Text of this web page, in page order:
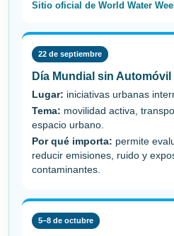
Sitio oficial de World Water
22 de septiembre
Día Mundial sin Automóvil
Lugar: iniciativas urbanas
Tema: movilidad activa,
espacio urbano.
Por qué importa: permite
reducir emisiones, ruido y
contaminantes.
5–8 de octubre